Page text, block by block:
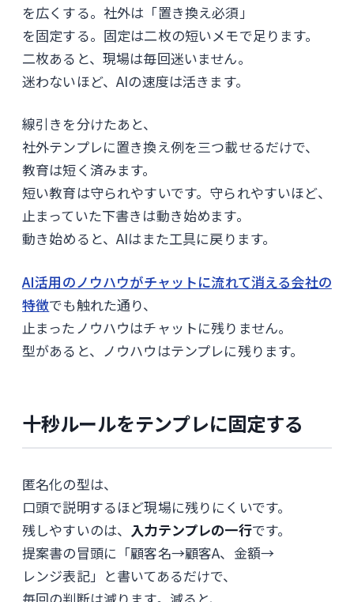
を広くする。社外は「置き換え必須」
を固定する。固定は二枚の短いメモで足ります。
二枚あると、現場は毎回迷いません。
迷わないほど、AIの速度は活きます。
線引きを分けたあと、
社外テンプレに置き換え例を三つ載せるだけで、
教育は短く済みます。
短い教育は守られやすいです。守られやすいほど、
止まっていた下書きは動き始めます。
動き始めると、AIはまた工具に戻ります。
AI活用のノウハウがチャットに流れて消える会社の
特徴でも触れた通り、
止まったノウハウはチャットに残りません。
型があると、ノウハウはテンプレに残ります。
十秒ルールをテンプレに固定する
匿名化の型は、
口頭で説明するほど現場に残りにくいです。
残しやすいのは、 入力テンプレの一行です。
提案書の冒頭に「顧客名→顧客A、金額→
レンジ表記」と書いてあるだけで、
毎回の判断は減ります。減ると、